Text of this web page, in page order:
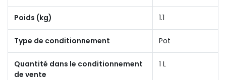
Poids (kg) 1.1
Type de conditionnement Pot
Quantité dans le conditionnement
de vente
1 L